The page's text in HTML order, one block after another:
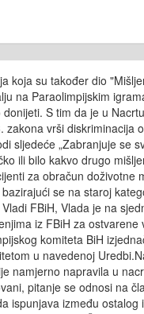
su također dio
na Paraolimpijskim
S tim da je u
vrši
sljedeće „Zabranjuje se
ili bilo kakvo drugo
za obračun
se na staroj
FBiH, Vlada je na
iz FBiH za
komiteta BiH
u navedenoj
namjerno napravila u
pitanje se odnosi na
ispunjava između